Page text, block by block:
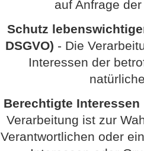
auf Anfrage
Schutz
DSGVO) - Die
Interessen der
Berechtigte Interessen
Verarbeitung ist zur
Verantwortlichen oder